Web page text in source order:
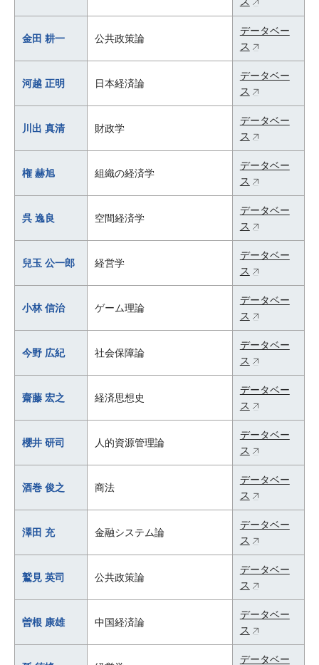
金田 耕一 公共政策論
データベー
ス
河越 正明 日本経済論
データベー
ス
川出 真清 財政学
データベー
ス
権 赫旭 組織の経済学
データベー
ス
呉 逸良 空間経済学
データベー
ス
兒玉 公一郎 経営学
データベー
ス
小林 信治 ゲーム理論
データベー
ス
今野 広紀 社会保障論
データベー
ス
齋藤 宏之 経済思想史
データベー
ス
櫻井 研司 人的資源管理論
データベー
ス
酒巻 俊之 商法
データベー
ス
澤田 充 金融システム論
データベー
ス
鷲見 英司 公共政策論
データベー
ス
曽根 康雄 中国経済論
データベー
ス
データベー